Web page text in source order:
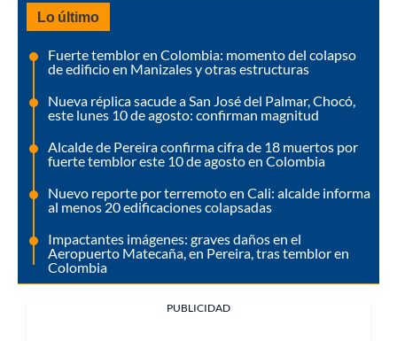
Lo último
Fuerte temblor en Colombia: momento del colapso
de edificio en Manizales y otras estructuras
Nueva réplica sacude a San José del Palmar, Chocó,
este lunes 10 de agosto: confirman magnitud
Alcalde de Pereira confirma cifra de 18 muertos por
fuerte temblor este 10 de agosto en Colombia
Nuevo reporte por terremoto en Cali: alcalde informa
al menos 20 edificaciones colapsadas
Impactantes imágenes: graves daños en el
Aeropuerto Matecaña, en Pereira, tras temblor en
Colombia
PUBLICIDAD